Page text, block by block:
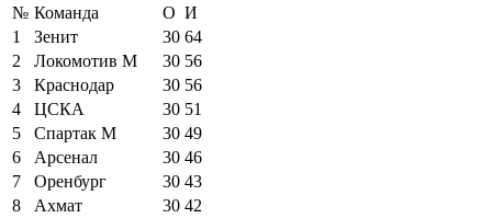
№ Команда О И
1
Зенит 30 64
2
Локомотив М 30 56
3
Краснодар 30 56
4
ЦСКА 30 51
5
Спартак М 30 49
6
Арсенал 30 46
7
Оренбург 30 43
8
Ахмат 30 42